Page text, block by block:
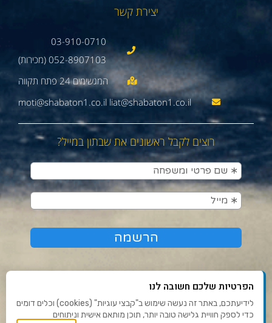
יצירת קשר
03-910-0710
052-8907103 (מכירות)
moti@shabaton1.co.il liat@shabaton1.co.il
רוצים לקבל ראשונים את שבתון במייל?
תנאי שימוש ומדיניות פרטיות
הפרטיות שלכם חשובה לנו
לידיעתכם, באתר זה נעשה שימוש ב"קבצי עוגיות" (cookies) וכלים דומים
כדי לספק חוויית גלישה טובה יותר, תוכן מותאם אישית וניתוחים